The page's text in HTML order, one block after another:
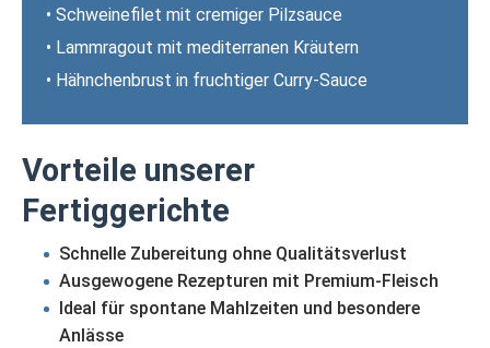
• Schweinefilet mit cremiger Pilzsauce
• Lammragout mit mediterranen Kräutern
• Hähnchenbrust in fruchtiger Curry-Sauce
Vorteile unserer
Fertiggerichte
Schnelle Zubereitung ohne Qualitätsverlust
Ausgewogene Rezepturen mit Premium-Fleisch
Ideal für spontane Mahlzeiten und besondere
Anlässe